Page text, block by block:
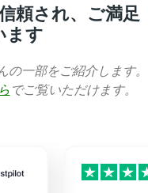
頼され、ご満足
ます
一部をご紹介します。
でご覧いただけます。